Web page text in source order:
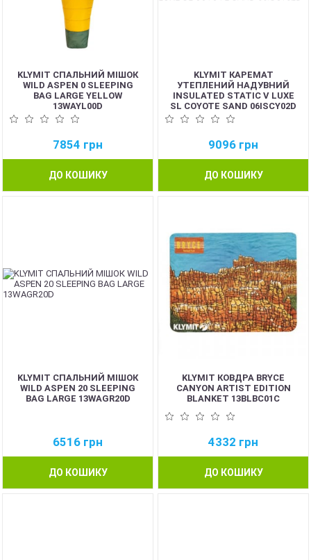
KLYMIT СПАЛЬНИЙ МІШОК
WILD ASPEN 0 SLEEPING
BAG LARGE YELLOW
13WAYL00D
7854 грн
ДО КОШИКУ
KLYMIT КАРЕМАТ
УТЕПЛЕНИЙ НАДУВНИЙ
INSULATED STATIC V LUXE
SL COYOTE SAND 06ISCY02D
9096 грн
ДО КОШИКУ
KLYMIT СПАЛЬНИЙ МІШОК
WILD ASPEN 20 SLEEPING
BAG LARGE 13WAGR20D
6516 грн
ДО КОШИКУ
KLYMIT КОВДРА BRYCE
CANYON ARTIST EDITION
BLANKET 13BLBC01C
4332 грн
ДО КОШИКУ